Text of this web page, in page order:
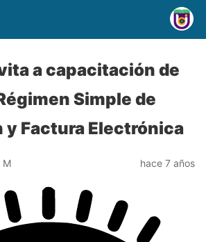
a capacitación de
Simple de
Factura Electrónica
M hace 7 años